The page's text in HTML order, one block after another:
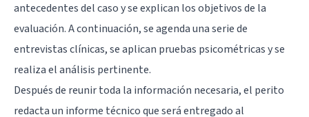
antecedentes del caso y se explican los objetivos de la
evaluación. A continuación, se agenda una serie de
entrevistas clínicas, se aplican pruebas psicométricas y se
realiza el análisis pertinente.
Después de reunir toda la información necesaria, el perito
redacta un informe técnico que será entregado al